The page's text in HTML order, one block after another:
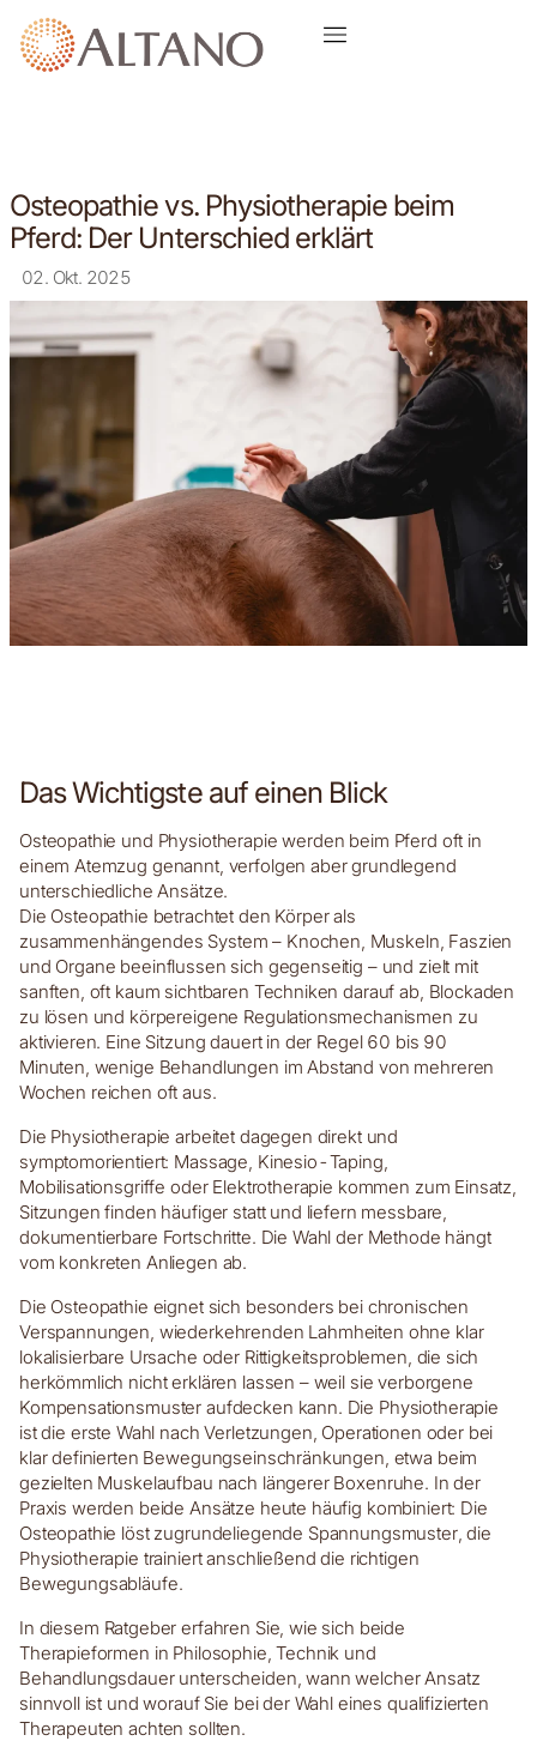
Osteopathie vs. Physiotherapie beim
Pferd: Der Unterschied erklärt
02. Okt. 2025
Das Wichtigste auf einen Blick
Osteopathie und Physiotherapie werden beim Pferd oft in
einem Atemzug genannt, verfolgen aber grundlegend
unterschiedliche Ansätze.
Die Osteopathie betrachtet den Körper als
zusammenhängendes System – Knochen, Muskeln, Faszien
und Organe beeinflussen sich gegenseitig – und zielt mit
sanften, oft kaum sichtbaren Techniken darauf ab, Blockaden
zu lösen und körpereigene Regulationsmechanismen zu
aktivieren. Eine Sitzung dauert in der Regel 60 bis 90
Minuten, wenige Behandlungen im Abstand von mehreren
Wochen reichen oft aus.
Die Physiotherapie arbeitet dagegen direkt und
symptomorientiert: Massage, Kinesio-Taping,
Mobilisationsgriffe oder Elektrotherapie kommen zum Einsatz,
Sitzungen finden häufiger statt und liefern messbare,
dokumentierbare Fortschritte. Die Wahl der Methode hängt
vom konkreten Anliegen ab.
Die Osteopathie eignet sich besonders bei chronischen
Verspannungen, wiederkehrenden Lahmheiten ohne klar
lokalisierbare Ursache oder Rittigkeitsproblemen, die sich
herkömmlich nicht erklären lassen – weil sie verborgene
Kompensationsmuster aufdecken kann. Die Physiotherapie
ist die erste Wahl nach Verletzungen, Operationen oder bei
klar definierten Bewegungseinschränkungen, etwa beim
gezielten Muskelaufbau nach längerer Boxenruhe. In der
Praxis werden beide Ansätze heute häufig kombiniert: Die
Osteopathie löst zugrundeliegende Spannungsmuster, die
Physiotherapie trainiert anschließend die richtigen
Bewegungsabläufe.
In diesem Ratgeber erfahren Sie, wie sich beide
Therapieformen in Philosophie, Technik und
Behandlungsdauer unterscheiden, wann welcher Ansatz
sinnvoll ist und worauf Sie bei der Wahl eines qualifizierten
Therapeuten achten sollten.